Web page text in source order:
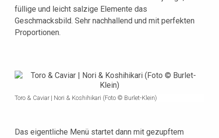
füllige und leicht salzige Elemente das
Geschmacksbild. Sehr nachhallend und mit perfekten
Proportionen.
Toro & Caviar | Nori & Koshihikari (Foto © Burlet-Klein)
Das eigentliche Menü startet dann mit gezupftem